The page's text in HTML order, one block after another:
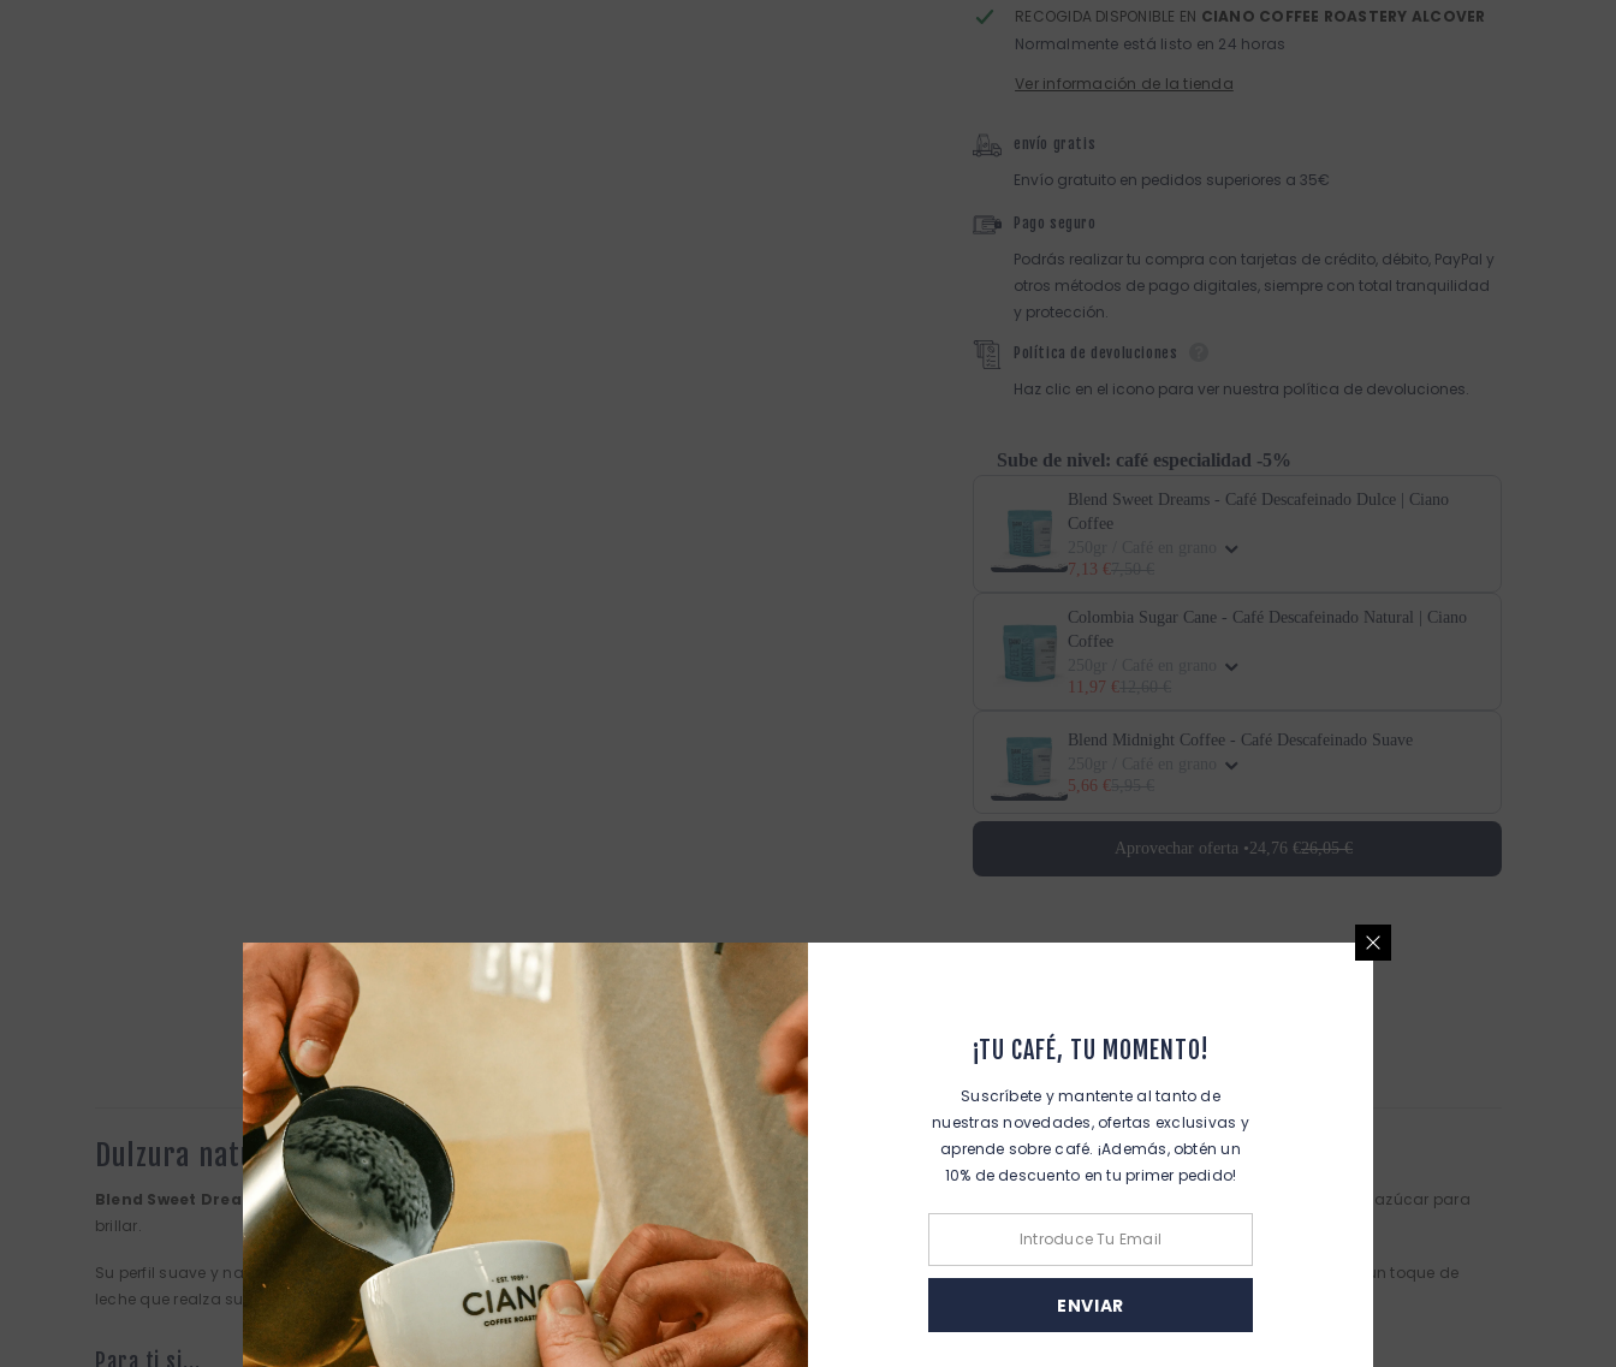
RECOGIDA DISPONIBLE EN CIANO COFFEE ROASTERY ALCOVER
Normalmente está listo en 24 horas
Ver información de la tienda
envío gratis
Envío gratuito en pedidos superiores a 35€
Pago seguro
Podrás realizar tu compra con tarjetas de crédito, débito, PayPal y
otros métodos de pago digitales, siempre con total tranquilidad
y protección.
Política de devoluciones
Haz clic en el icono para ver nuestra política de devoluciones.
Sube de nivel: café especialidad -5%
Blend Sweet Dreams - Café Descafeinado Dulce | Ciano
Coffee
7,13 €
Colombia Sugar Cane - Café Descafeinado Natural | Ciano
Coffee
11,97 €
Blend Midnight Coffee - Café Descafeinado Suave
5,66 €
Aprovechar oferta •24,76 €26,05 €
Descripción Del Blend
Dulzura natural sin cafeína
Blend Sweet Dreamses el descafeinado más dulce de nuestra selección. Con notas a nueces tostadas y miel, ofrece una experiencia reconfortante que no necesita azúcar para
brillar.
Su perfil suave y naturalmente dulce lo hace perfecto para disfrutar en cualquier momento sin renunciar al placer de un gran café. Especialmente recomendado con un toque de
leche que realza su cremosidad.
Para ti si...
¡TU CAFÉ, TU MOMENTO!
Suscríbete y mantente al tanto de
nuestras novedades, ofertas exclusivas y
aprende sobre café. ¡Además, obtén un
10% de descuento en tu primer pedido!
ENVIAR